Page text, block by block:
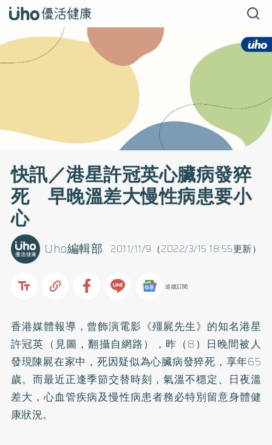
快訊／港星許冠英心臟病發猝
死 早晚溫差大慢性病患要小
心
2011/11/9（2022/3/15 18:55更新）
Uho編輯部
追蹤訂閱
香港媒體報導，曾飾演電影《殭屍先生》的知名港星
許冠英（見圖，翻攝自網路），昨（8）日晚間被人
發現陳屍在家中，死因疑似為心臟病發猝死，享年65
歲。而最近正逢季節交替時刻，氣溫不穩定、日夜溫
差大，心血管疾病及慢性病患者務必特別留意身體健
康狀況。